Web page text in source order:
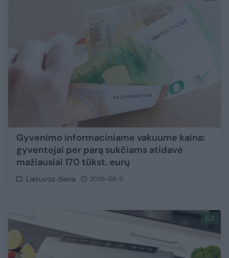
Gyvenimo informaciniame vakuume kaina:
gyventojai per parą sukčiams atidavė
mažiausiai 170 tūkst. eurų
Lietuvos diena 2026-03-11
2